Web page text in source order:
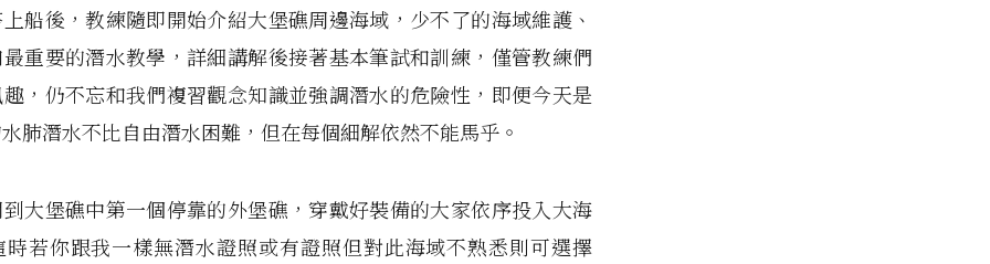
船後，教練隨即開始介紹大堡礁周邊海域，少不了的海域維護、
重要的潛水教學，詳細講解後接著基本筆試和訓練，僅管教練們
，仍不忘和我們複習觀念知識並強調潛水的危險性，即便今天是
肺潛水不比自由潛水困難，但在每個細解依然不能馬乎。
大堡礁中第一個停靠的外堡礁，穿戴好裝備的大家依序投入大海
若你跟我一樣無潛水證照或有證照但對此海域不熟悉則可選擇